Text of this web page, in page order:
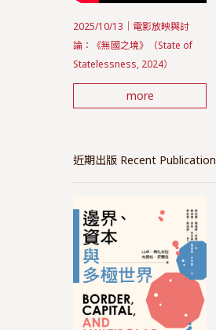
2025/10/13｜電影放映與討
論：《無國之境》（State of
Statelessness, 2024）
more
近期出版 Recent Publication